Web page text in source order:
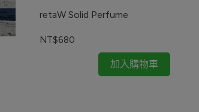
retaW Solid Perfume
NT$680
加入購物車